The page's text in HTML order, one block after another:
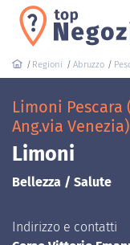
Regioni Abruzzo
Limoni Pescara
Ang.via Venezia)
Limoni
Bellezza / Salute
Indirizzo e contatti